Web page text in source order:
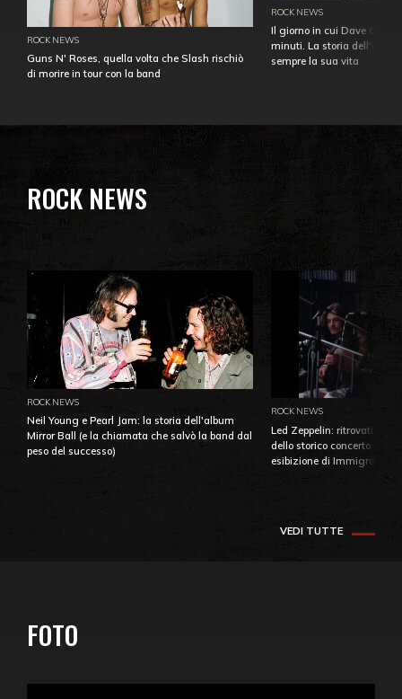
ROCK NEWS
Guns N' Roses, quella volta che Slash rischiò
di morire in tour con la band
ROCK NEWS
Il giorno in cui Dave
minuti. La storia
sempre la sua vita
ROCK NEWS
ROCK NEWS
Neil Young e Pearl Jam: la storia dell'album
Mirror Ball (e la chiamata che salvò la band dal
peso del successo)
ROCK NEWS
Led Zeppelin: ritrovati e
dello storico concerto di
esibizione di Immigrant
VEDI TUTTE
FOTO